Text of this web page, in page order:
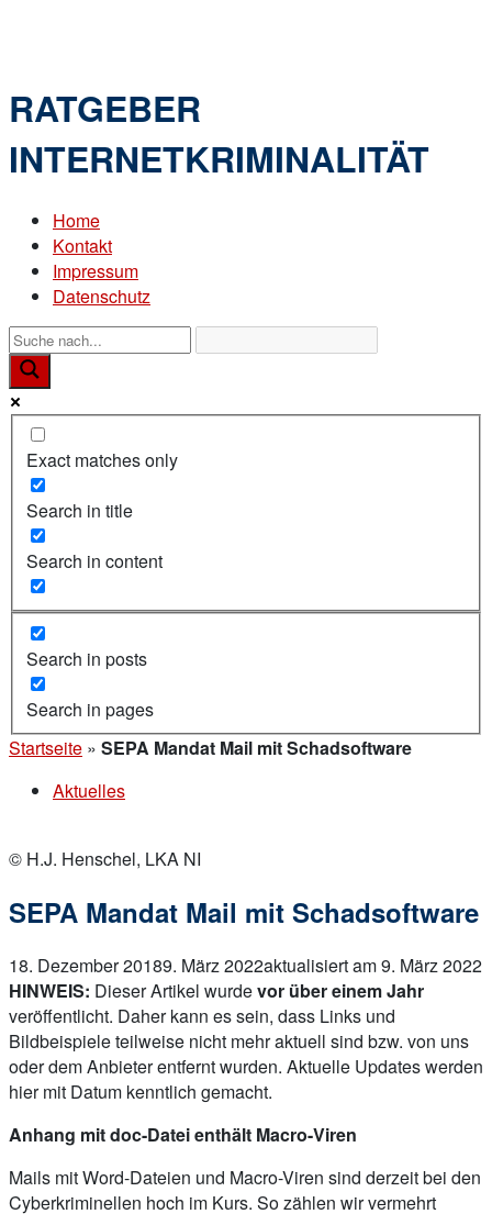
RATGEBER
INTERNETKRIMINALITÄT
Home
Kontakt
Impressum
Datenschutz
Exact matches only
Search in title
Search in content
Search in posts
Search in pages
Startseite » SEPA Mandat Mail mit Schadsoftware
Aktuelles
© H.J. Henschel, LKA NI
SEPA Mandat Mail mit Schadsoftware
18. Dezember 20189. März 2022aktualisiert am 9. März 2022
HINWEIS: Dieser Artikel wurdevor über einem Jahr
veröffentlicht. Daher kann es sein, dass Links und
Bildbeispiele teilweise nicht mehr aktuell sind bzw. von uns
oder dem Anbieter entfernt wurden. Aktuelle Updates werden
hier mit Datum kenntlich gemacht.
Anhang mit doc-Datei enthält Macro-Viren
Mails mit Word-Dateien und Macro-Viren sind derzeit bei den
Cyberkriminellen hoch im Kurs. So zählen wir vermehrt